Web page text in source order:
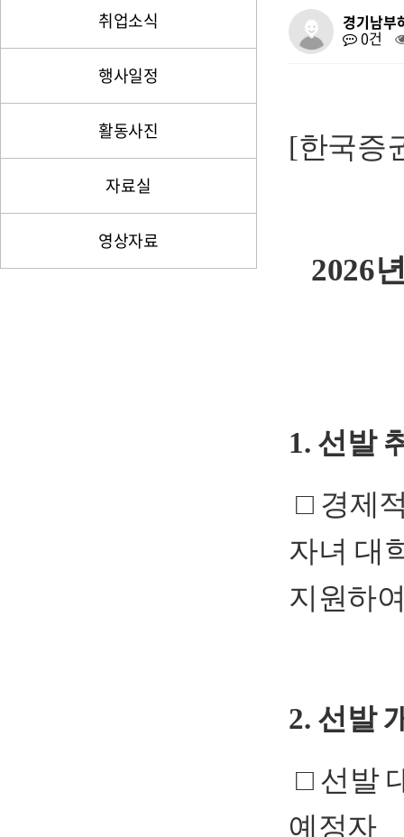
취업소식
행사일정
활동사진
자료실
영상자료
경기남부
0건
[한국증
2026
1. 선발
□ 경제
자녀 대
지원하
2. 선발
□ 선발
예정자